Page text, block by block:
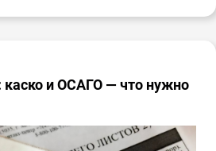
каско и ОСАГО — что нужно